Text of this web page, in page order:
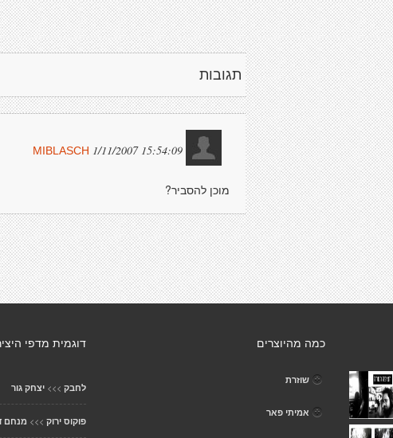
תגובות
MIBLASCH 1/11/2007 15:54:09
מוכן להסביר?
דוגמית מדפי
לחבק >>> יצחק גור
פוקוס ירוק >>> מנחם
כמה מהיוצרים
שוזרת
אמיתי פאר